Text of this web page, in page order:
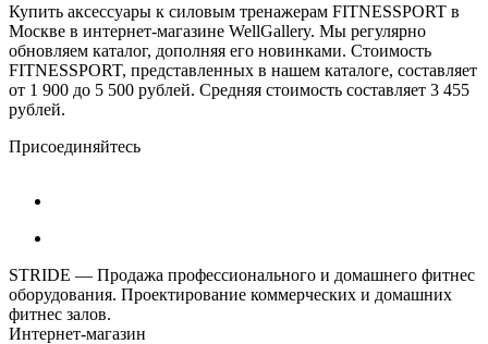
Купить аксессуары к силовым тренажерам FITNESSPORT в
Москве в интернет-магазине WellGallery. Мы регулярно
обновляем каталог, дополняя его новинками. Стоимость
FITNESSPORT, представленных в нашем каталоге, составляет
от 1 900 до 5 500 рублей. Средняя стоимость составляет 3 455
рублей.
Присоединяйтесь
STRIDE — Продажа профессионального и домашнего фитнес
оборудования. Проектирование коммерческих и домашних
фитнес залов.
Интернет-магазин